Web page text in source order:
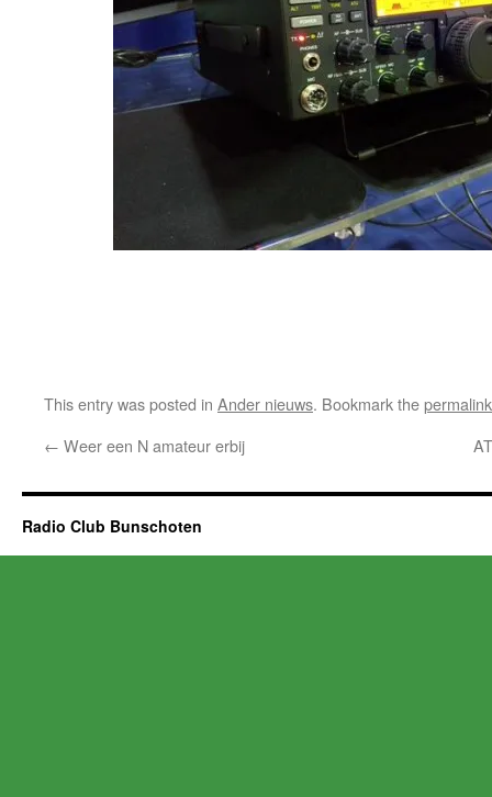
This entry was posted in Ander nieuws. Bookmark thepermalink
← Weer een N amateur erbij
Radio Club Bunschoten